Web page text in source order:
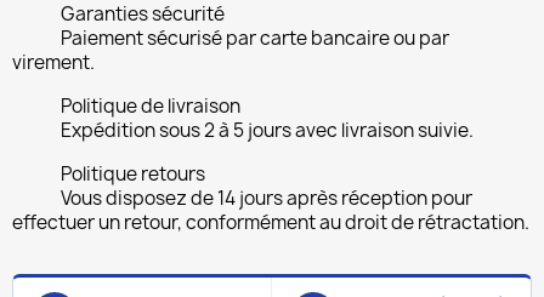
Garanties sécurité
Paiement sécurisé par carte bancaire ou par
virement.
Politique de livraison
Expédition sous 2 à 5 jours avec livraison suivie.
Politique retours
Vous disposez de 14 jours après réception pour
effectuer un retour, conformément au droit de rétractation.